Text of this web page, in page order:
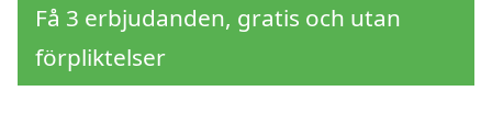
Få 3 erbjudanden, gratis och utan
förpliktelser